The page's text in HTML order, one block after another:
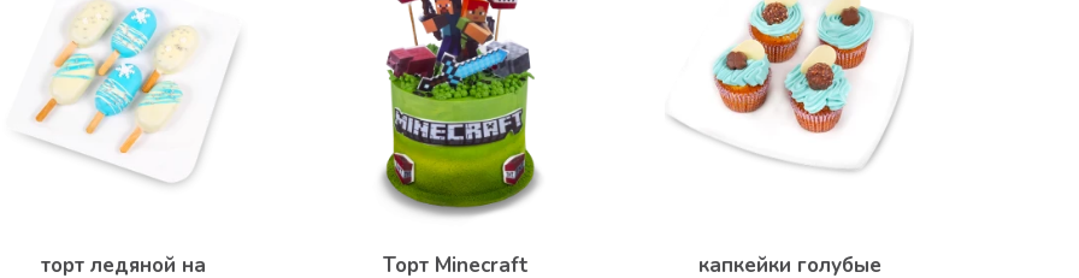
торт ледяной на
Торт Minecraft капкейки голубые